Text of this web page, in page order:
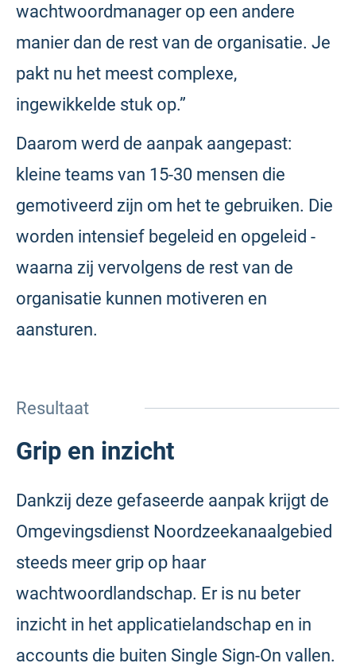
wachtwoordmanager op een andere
manier dan de rest van de organisatie. Je
pakt nu het meest complexe,
ingewikkelde stuk op.”
Daarom werd de aanpak aangepast:
kleine teams van 15-30 mensen die
gemotiveerd zijn om het te gebruiken. Die
worden intensief begeleid en opgeleid -
waarna zij vervolgens de rest van de
organisatie kunnen motiveren en
aansturen.
Resultaat
Grip en inzicht
Dankzij deze gefaseerde aanpak krijgt de
Omgevingsdienst Noordzeekanaalgebied
steeds meer grip op haar
wachtwoordlandschap. Er is nu beter
inzicht in het applicatielandschap en in
accounts die buiten Single Sign-On vallen.